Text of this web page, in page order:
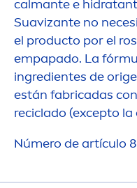
calmante e
Suavizante no
el producto por el
empapado. La
ingredientes de
están fabricadas
reciclado (excepto
Número de artículo